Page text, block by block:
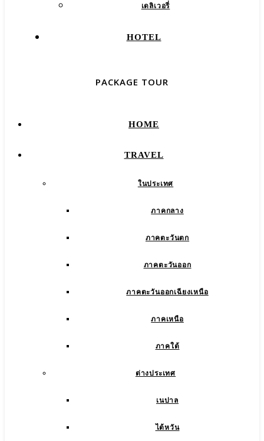
เดลิเวอรี่
HOTEL
PACKAGE TOUR
HOME
TRAVEL
ในประเทศ
ภาคกลาง
ภาคตะวันตก
ภาคตะวันออก
ภาคตะวันออกเฉียงเหนือ
ภาคเหนือ
ภาคใต้
ต่างประเทศ
เนปาล
ไต้หวัน